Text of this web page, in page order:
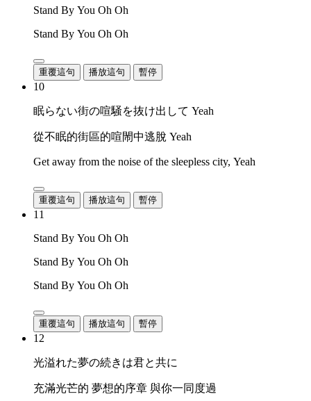
Stand By You Oh Oh
Stand By You Oh Oh
重覆這句 播放這句 暫停
10
眠らない街の喧騒を抜け出して Yeah
從不眠的街區的喧閙中逃脫 Yeah
Get away from the noise of the sleepless city, Yeah
重覆這句 播放這句 暫停
11
Stand By You Oh Oh
Stand By You Oh Oh
Stand By You Oh Oh
重覆這句 播放這句 暫停
12
光溢れた夢の続きは君と共に
充滿光芒的 夢想的序章 與你一同度過